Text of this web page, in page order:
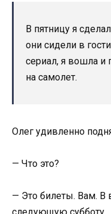
В пятницу я
они сидели в
сериал, я вошла и
на самолет.
Олег удивленно
— Что это?
— Это билеты. Вам. В